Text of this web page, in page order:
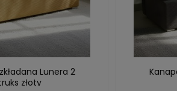
Lunera 2
złoty